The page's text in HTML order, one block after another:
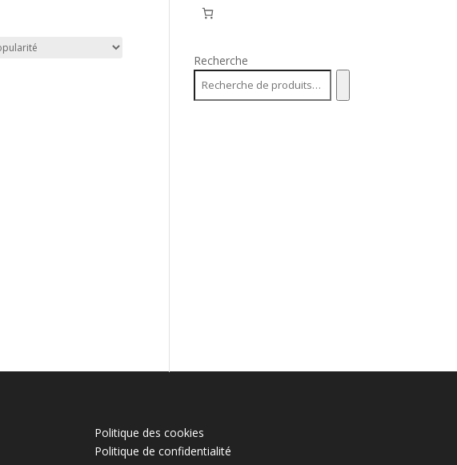
Recherche
Politique des cookies
Politique de confidentialité